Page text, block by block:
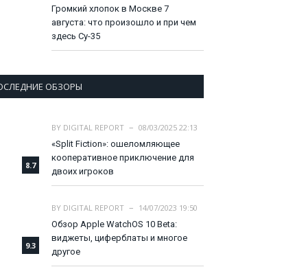
Громкий хлопок в Москве 7
августа: что произошло и при чем
здесь Су-35
ОБЗОРЫ
8.7
BY DIGITAL REPORT
08/03/2025 22:13
«Split Fiction»: ошеломляющее
кооперативное приключение для
двоих игроков
9.3
BY DIGITAL REPORT
14/07/2023 19:50
Обзор Apple WatchOS 10 Beta:
виджеты, циферблаты и многое
другое